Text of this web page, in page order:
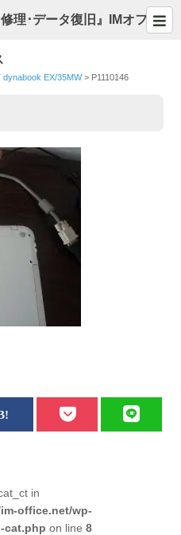
理･データ復旧』IMオフ
dynabook EX/35MW> P1110146
in
office.net/wp-
cat.php on line8